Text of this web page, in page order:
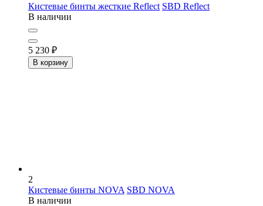
Кистевые бинты жесткие Reflect SBD Reflect
В наличии
5 230 ₽
В корзину
2
Кистевые бинты NOVA SBD NOVA
В наличии